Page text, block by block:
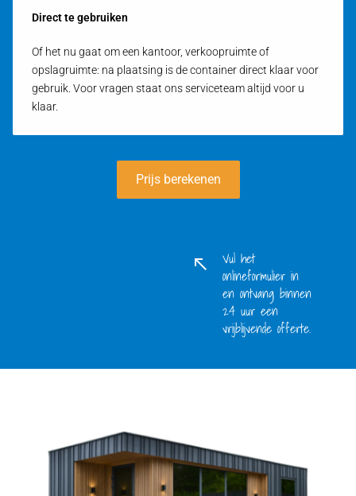
Direct te gebruiken
Of het nu gaat om een kantoor, verkoopruimte of
opslagruimte: na plaatsing is de container direct klaar voor
gebruik. Voor vragen staat ons serviceteam altijd voor u
klaar.
Prijs berekenen
Vul het
onlineformulier in
en ontvang binnen
24 uur een
vrijblijvende offerte.